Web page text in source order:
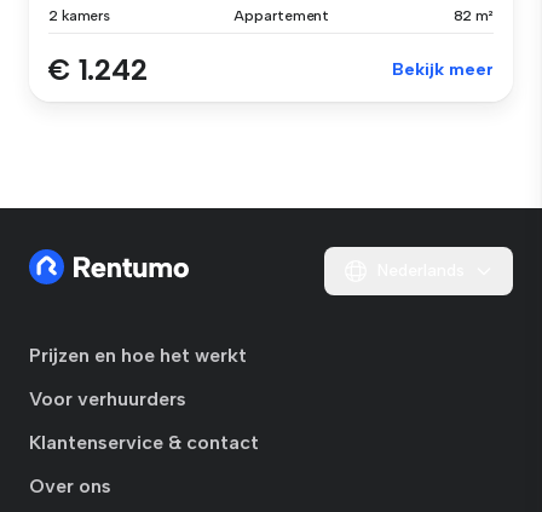
2 kamers Appartement 82 m²
€ 1.242 Bekijk meer
Prijzen en hoe het werkt
Voor verhuurders
Klantenservice & contact
Over ons